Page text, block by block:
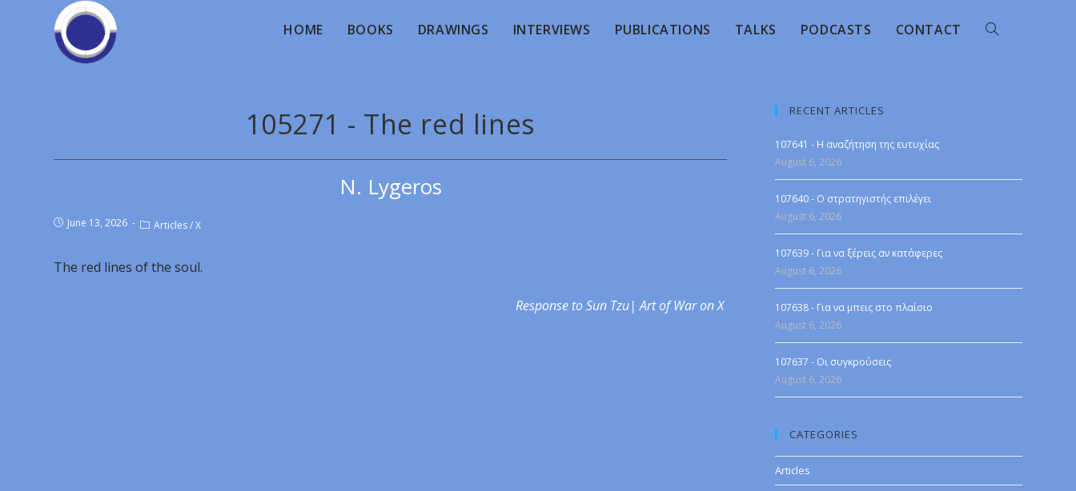
HOME BOOKS DRAWINGS INTERVIEWS PUBLICATIONS TALKS PODCASTS CONTACT
105271 - The red lines
N. Lygeros
June 13, 2026 Articles/X
The red lines of the soul.
Response to Sun Tzu| Art of War on X
RECENT ARTICLES
107641 - Η αναζήτηση της ευτυχίας
August 6, 2026
107640 - Ο στρατηγιστής επιλέγει
August 6, 2026
107639 - Για να ξέρεις αν κατάφερες
August 6, 2026
107638 - Για να μπεις στο πλαίσιο
August 6, 2026
107637 - Οι συγκρούσεις
August 6, 2026
CATEGORIES
Articles